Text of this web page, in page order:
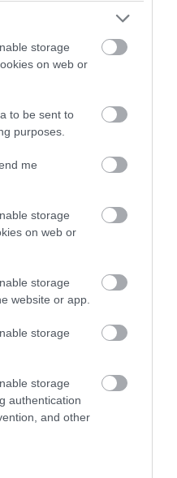
storage
on web or
to be sent to
purposes.
me
storage
on web or
storage
website or app.
storage
storage
authentication
and other
να λέμε κάθε πρωί
για να μας πάει